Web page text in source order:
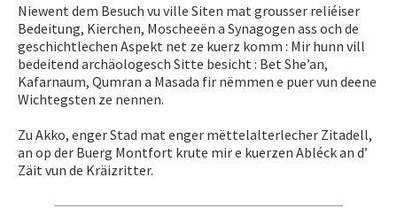
Niewent dem Besuch vu ville Siten mat grousser reliéiser
Bedeitung, Kierchen, Moscheeën a Synagogen ass och de
geschichtlechen Aspekt net ze kuerz komm : Mir hunn vill
bedeitend archäologesch Sitte besicht : Bet She’an,
Kafarnaum, Qumran a Masada fir nëmmen e puer vun deene
Wichtegsten ze nennen.
Zu Akko, enger Stad mat enger mëttelalterlecher Zitadell,
an op der Buerg Montfort krute mir e kuerzen Abléck an d’
Zäit vun de Kräizritter.